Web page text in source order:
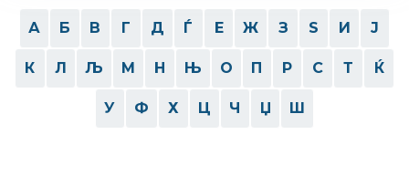
А Б В Г Д Ѓ Е Ж З Ѕ И Ј
К Л Љ М Н Њ О П Р С Т Ќ
У Ф Х Ц Ч Џ Ш